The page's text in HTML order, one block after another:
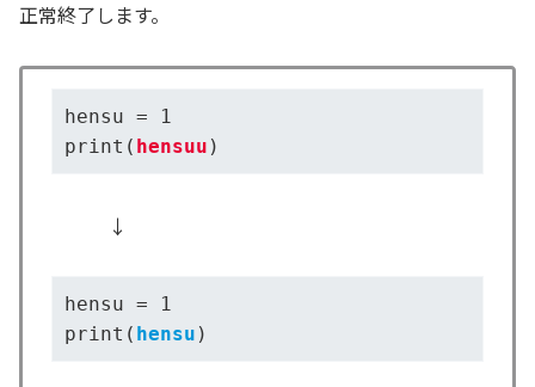
正常終了します。
hensu = 1
print( hensuu )
↓
hensu = 1
print( hensu )